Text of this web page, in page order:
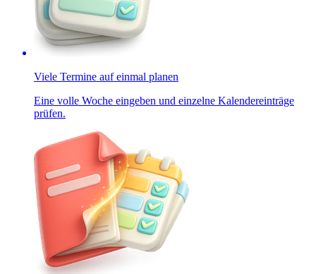
Viele Termine auf einmal planen
Eine volle Woche eingeben und einzelne Kalendereinträge
prüfen.